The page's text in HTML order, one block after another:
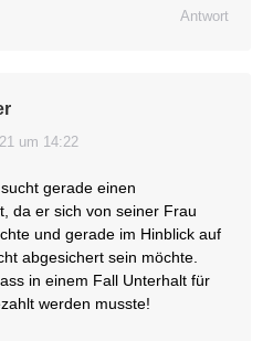
Antwort
um 14:22
gerade einen
da er sich von seiner Frau
und gerade im Hinblick auf
abgesichert sein möchte.
in einem Fall Unterhalt für
werden musste!